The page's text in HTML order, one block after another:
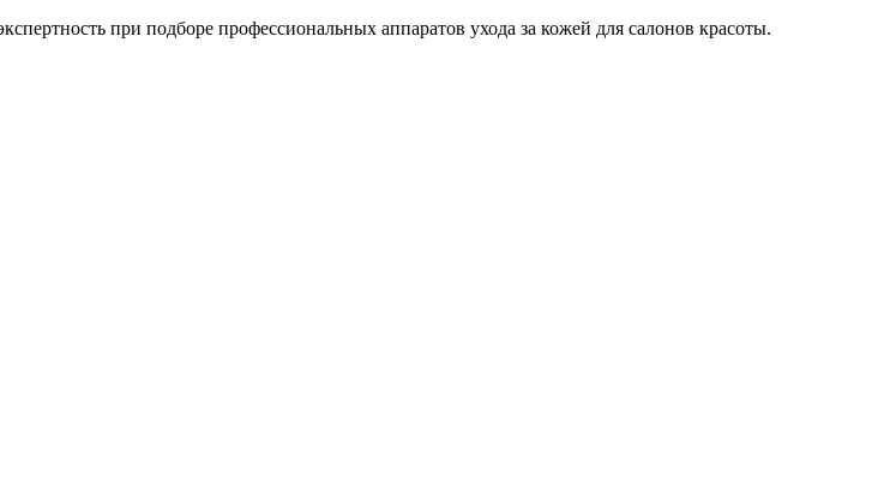
при подборе профессиональных аппаратов ухода за кожей для салонов красоты.